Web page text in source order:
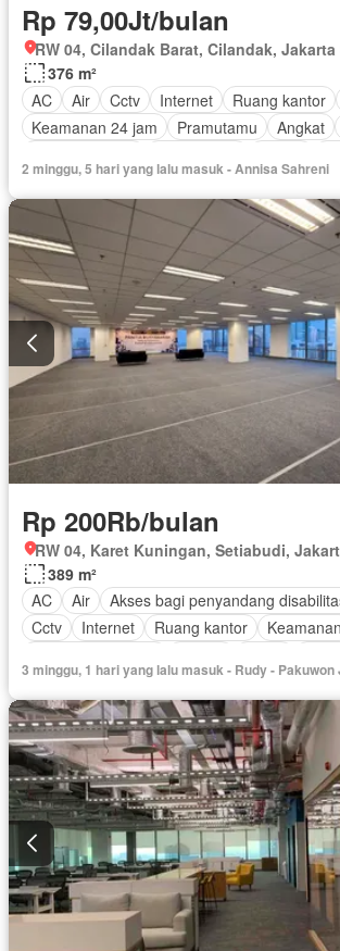
Rp 79,00Jt/bulan
376 m²
AC
Air Cctv Internet Ruang kantor
Keamanan 24 jam
Pramutamu Angkat
Tanpa perabotan
2 minggu, 5 hari yang lalu masuk - Annisa Sahreni
Rp 200Rb/bulan
389 m²
AC
Air Akses bagi penyandang
Cctv
Internet Ruang kantor
Keamanan
Secure parking
Pemandangan panorama
Telephone
Wifi
3 minggu, 1 hari yang lalu masuk - Rudy - Pakuwon